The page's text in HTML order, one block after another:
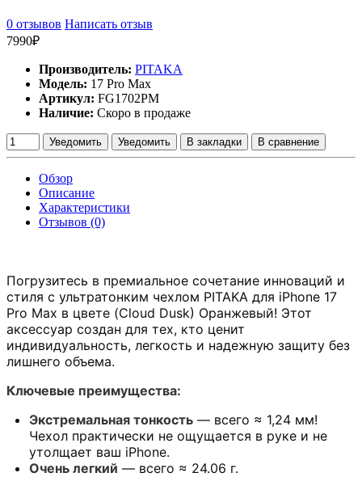
0 отзывов Написать отзыв
7990₽
Производитель: PITAKA
Модель: 17 Pro Max
Артикул: FG1702PM
Наличие: Скоро в продаже
Уведомить Уведомить В закладки В сравнение
Обзор
Описание
Характеристики
Отзывов (0)
Погрузитесь в премиальное сочетание инноваций и
стиля с ультратонким чехлом PITAKA для iPhone 17
Pro Max в цвете (Cloud Dusk) Оранжевый! Этот
аксессуар создан для тех, кто ценит
индивидуальность, легкость и надежную защиту без
лишнего объема.
Ключевые преимущества:
Экстремальная тонкость — всего ≈ 1,24 мм!
Чехол практически не ощущается в руке и не
утолщает ваш iPhone.
Очень легкий — всего ≈ 24.06 г.